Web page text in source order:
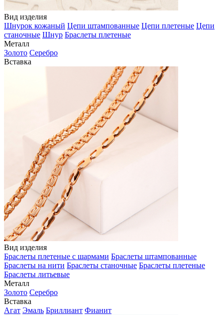
Вид изделия
Шнурок кожаный Цепи штампованные Цепи плетеные Цепи
станочные Шнур Браслеты плетеные
Металл
Золото Серебро
Вставка
Вид изделия
Браслеты плетеные с шармами Браслеты штампованные
Браслеты на нити Браслеты станочные Браслеты плетеные
Браслеты литьевые
Металл
Золото Серебро
Вставка
Агат Эмаль Бриллиант Фианит